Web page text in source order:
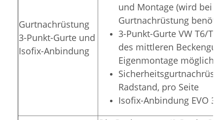
Gurtnachrüstung
3-Punkt-Gurte und
Isofix-Anbindung
und Montage (wird bei
Gurtnachrüstung
3-Punkt-Gurte VW T6/
des mittleren
Eigenmontage möglich)
Radstand, pro Seite
Isofix-Anbindung EVO